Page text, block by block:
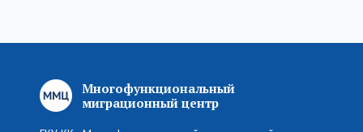
Многофункциональный
миграционный центр